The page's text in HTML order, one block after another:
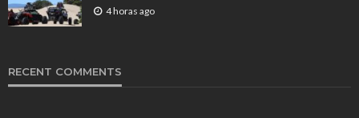
4 horas ago
RECENT COMMENTS